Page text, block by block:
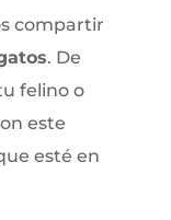
compartir
. De
felino o
este
esté en